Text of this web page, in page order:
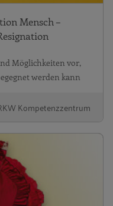
Mensch –
Möglichkeiten vor,
werden kann
Kompetenzzentrum